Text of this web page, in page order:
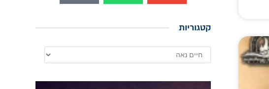
קטגוריות